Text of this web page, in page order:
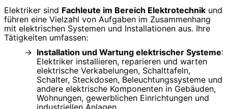
Elektriker sind Fachleute im Bereich Elektrotechnik und
führen eine Vielzahl von Aufgaben im Zusammenhang
mit elektrischen Systemen und Installationen aus. Ihre
Tätigkeiten umfassen:
Installation und Wartung elektrischer Systeme:
Elektriker installieren, reparieren und warten
elektrische Verkabelungen, Schalttafeln,
Schalter, Steckdosen, Beleuchtungssysteme und
andere elektrische Komponenten in Gebäuden,
Wohnungen, gewerblichen Einrichtungen und
industriellen Anlagen.